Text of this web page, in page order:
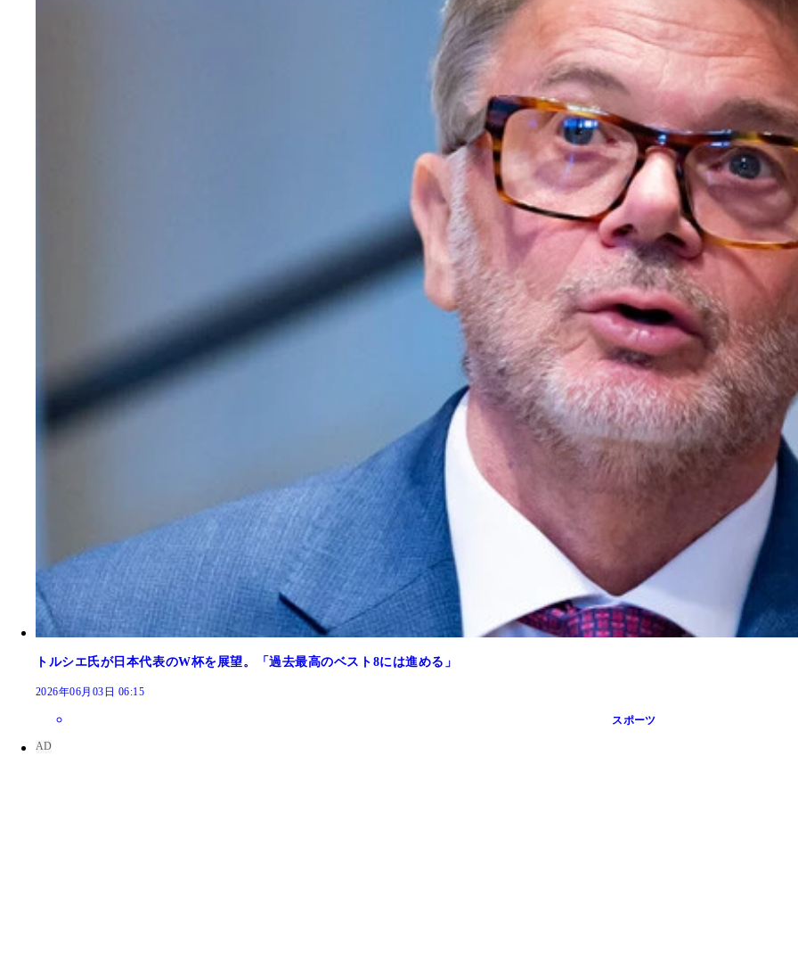
メイン料理の「和牛ロースト、うるいソテー」と、付け合わせのリゾットのサムネイル画像
デザートの「干し柿 黒糖シロップ、白みそクリーム添え」
トルシエ氏が日本代表のW杯を展望。「過去最高のベスト8には進める」
2026年06月03日 06:15
スポーツ